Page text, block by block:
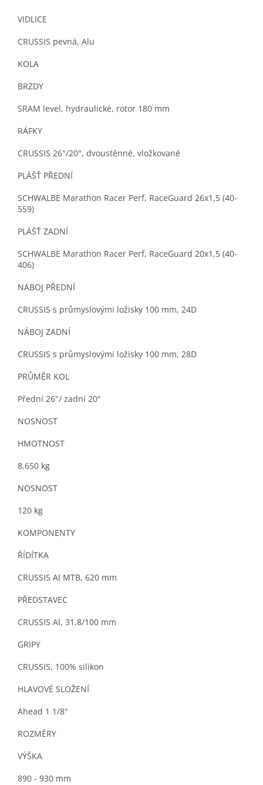
VIDLICE
CRUSSIS pevná, Alu
KOLA
BRZDY
SRAM level, hydraulické, rotor 180 mm
RÁFKY
CRUSSIS 26"/20", dvoustěnné, vložkované
PLÁŠŤ PŘEDNÍ
SCHWALBE Marathon Racer Perf, RaceGuard 26x1,5 (40-
559)
PLÁŠŤ ZADNÍ
SCHWALBE Marathon Racer Perf, RaceGuard 20x1,5 (40-
406)
NÁBOJ PŘEDNÍ
CRUSSIS s průmyslovými ložisky 100 mm, 24D
NÁBOJ ZADNÍ
CRUSSIS s průmyslovými ložisky 100 mm, 28D
PRŮMĚR KOL
Přední 26"/ zadní 20"
NOSNOST
HMOTNOST
8,650 kg
NOSNOST
120 kg
KOMPONENTY
ŘÍDÍTKA
CRUSSIS Al MTB, 620 mm
PŘEDSTAVEC
CRUSSIS Al, 31,8/100 mm
GRIPY
CRUSSIS, 100% silikon
HLAVOVÉ SLOŽENÍ
Ahead 1 1/8"
ROZMĚRY
VÝŠKA
890 - 930 mm